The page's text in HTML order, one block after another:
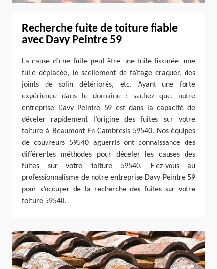
Recherche fuite de toiture fiable
avec Davy Peintre 59
La cause d’une fuite peut être une tuile fissurée, une
tuile déplacée, le scellement de faîtage craquer, des
joints de solin détériorés, etc. Ayant une forte
expérience dans le domaine ; sachez que, notre
entreprise Davy Peintre 59 est dans la capacité de
déceler rapidement l’origine des fuites sur votre
toiture à Beaumont En Cambresis 59540. Nos équipes
de couvreurs 59540 aguerris ont connaissance des
différentes méthodes pour déceler les causes des
fuites sur votre toiture 59540. Fiez-vous au
professionnalisme de notre entreprise Davy Peintre 59
pour s’occuper de la recherche des fuites sur votre
toiture 59540.